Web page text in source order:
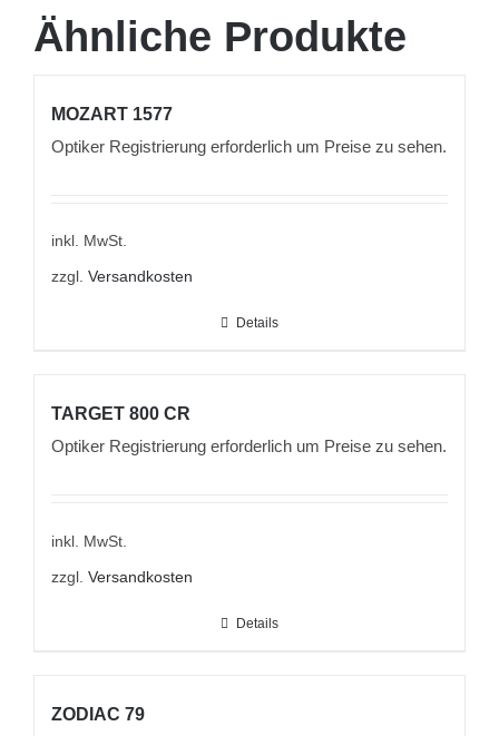
Ähnliche Produkte
MOZART 1577
Optiker Registrierung erforderlich um Preise zu sehen.
inkl. MwSt.
zzgl. Versandkosten
Details
TARGET 800 CR
Optiker Registrierung erforderlich um Preise zu sehen.
inkl. MwSt.
zzgl. Versandkosten
Details
ZODIAC 79